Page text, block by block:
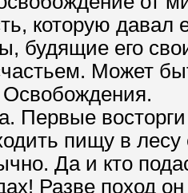
которую
будящие его
Может
Освобождения.
Первые
пищу в лесу
Да и кто
Разве поход